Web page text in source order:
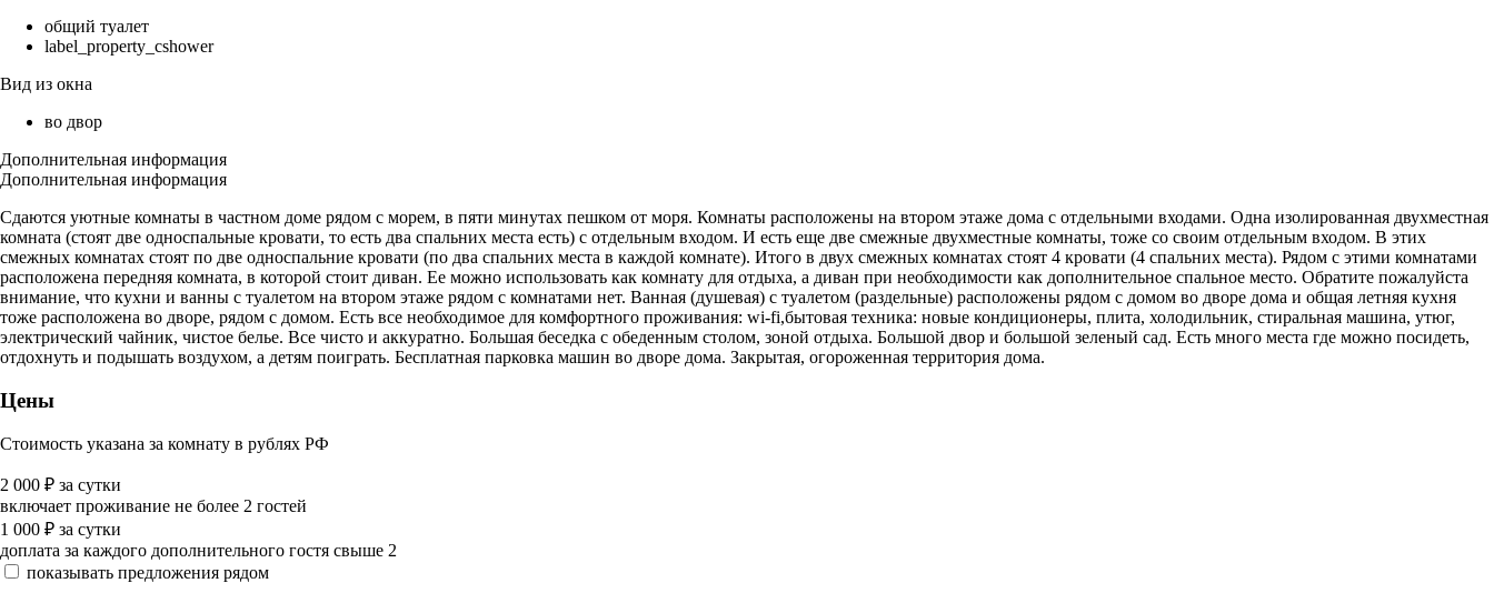
общий туалет
label_property_cshower
Вид из окна
во двор
Дополнительная информация
Дополнительная информация
Сдаются уютные комнаты в частном доме рядом с морем, в пяти минутах пешком от моря. Комнаты расположены на втором этаже дома с отдельными входами. Одна изолированная двухместная
комната (стоят две односпальные кровати, то есть два спальних места есть) с отдельным входом. И есть еще две смежные двухместные комнаты, тоже со своим отдельным входом. В этих
смежных комнатах стоят по две односпальние кровати (по два спальних места в каждой комнате). Итого в двух смежных комнатах стоят 4 кровати (4 спальних места). Рядом с этими комнатами
расположена передняя комната, в которой стоит диван. Ее можно использовать как комнату для отдыха, а диван при необходимости как дополнительное спальное место. Обратите пожалуйста
внимание, что кухни и ванны с туалетом на втором этаже рядом с комнатами нет. Ванная (душевая) с туалетом (раздельные) расположены рядом с домом во дворе дома и общая летняя кухня
тоже расположена во дворе, рядом с домом. Есть все необходимое для комфортного проживания: wi-fi,бытовая техника: новые кондиционеры, плита, холодильник, стиральная машина, утюг,
электрический чайник, чистое белье. Все чисто и аккуратно. Большая беседка с обеденным столом, зоной отдыха. Большой двор и большой зеленый сад. Есть много места где можно посидеть,
отдохнуть и подышать воздухом, а детям поиграть. Бесплатная парковка машин во дворе дома. Закрытая, огороженная территория дома.
Цены
Стоимость указана за комнату в рублях РФ
2 000 ₽ за сутки
включает проживание не более 2 гостей
1 000 ₽ за сутки
доплата за каждого дополнительного гостя свыше 2
показывать предложения рядом